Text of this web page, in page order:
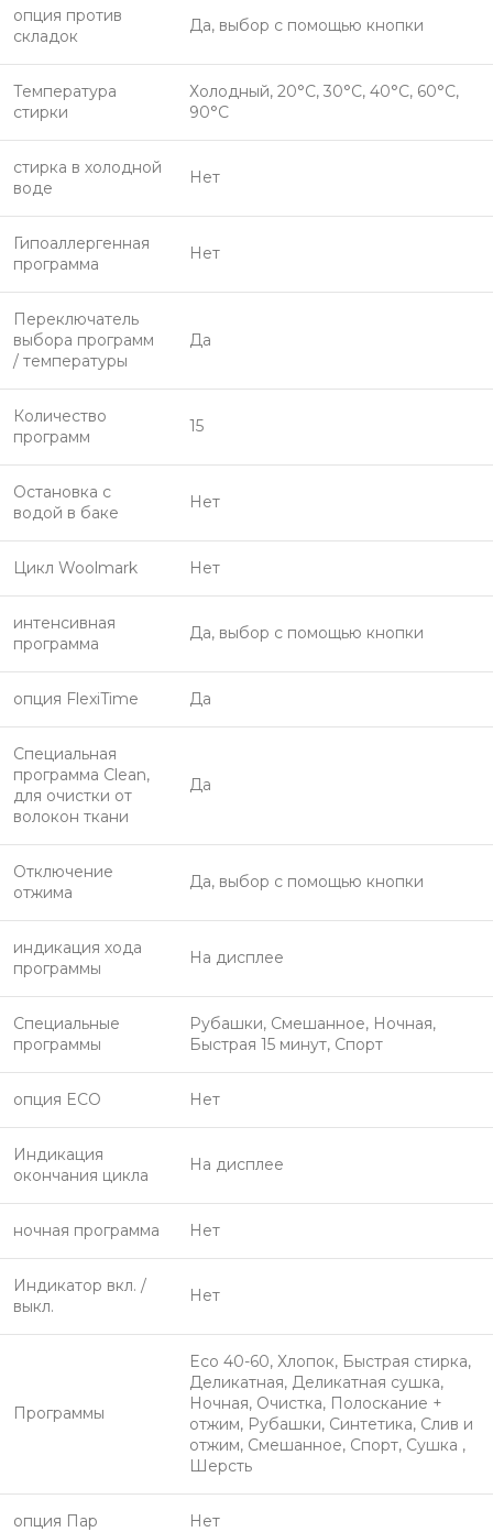
опция против
складок
Да, выбор с помощью кнопки
Температура
стирки
Холодный, 20°C, 30°C, 40°C, 60°C,
90°C
стирка в холодной
воде
Нет
Гипоаллергенная
программа
Нет
Переключатель
выбора программ
/ температуры
Да
Количество
программ
15
Остановка с
водой в баке
Нет
Цикл Woolmark Нет
интенсивная
программа
Да, выбор с помощью кнопки
опция FlexiTime Да
Специальная
программа Clean,
для очистки от
волокон ткани
Да
Отключение
отжима
Да, выбор с помощью кнопки
индикация хода
программы
На дисплее
Специальные
программы
Рубашки, Смешанное, Ночная,
Быстрая 15 минут, Спорт
опция ECO Нет
Индикация
окончания цикла
На дисплее
ночная программа Нет
Индикатор вкл. /
выкл.
Нет
Программы
Eco 40-60, Хлопок, Быстрая стирка,
Деликатная, Деликатная сушка,
Ночная, Очистка, Полоскание +
отжим, Рубашки, Синтетика, Слив и
отжим, Смешанное, Спорт, Сушка ,
Шерсть
опция Пар Нет